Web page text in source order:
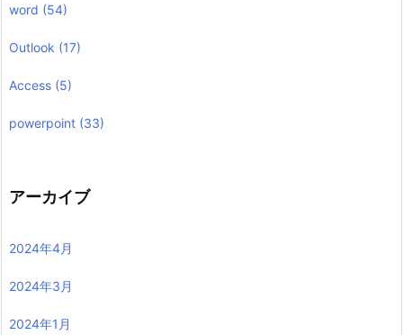
word (54)
Outlook (17)
Access (5)
powerpoint (33)
アーカイブ
2024年4月
2024年3月
2024年1月